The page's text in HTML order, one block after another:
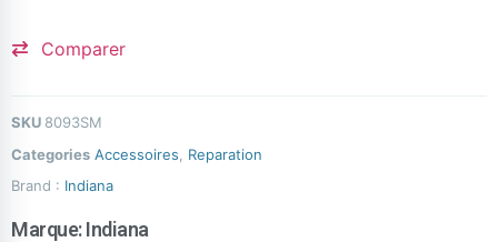
Comparer
SKU 8093SM
Categories Accessoires
Reparation
Brand : Indiana
Marque:Indiana